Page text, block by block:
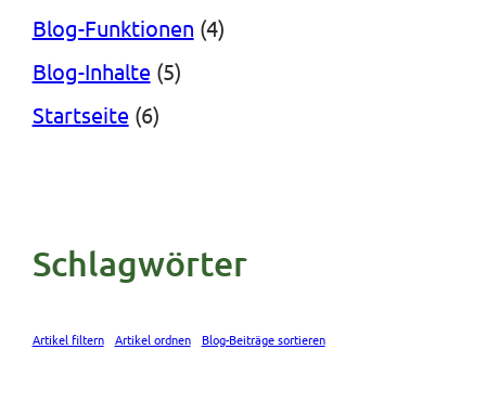
Blog-Funktionen (4)
Blog-Inhalte (5)
Startseite (6)
Schlagwörter
Artikel filtern Artikel ordnen Blog-Beiträge sortieren